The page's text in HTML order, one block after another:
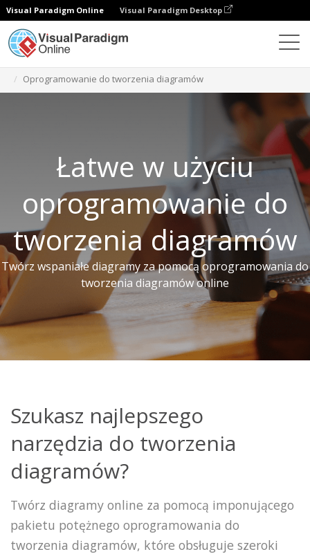
Visual Paradigm Online Visual Paradigm Desktop
Oprogramowanie do tworzenia diagramów
Łatwe w użyciu
oprogramowanie do
tworzenia diagramów
Twórz wspaniałe diagramy za pomocą oprogramowania do
tworzenia diagramów online
Szukasz najlepszego
narzędzia do tworzenia
diagramów?
Twórz diagramy online za pomocą imponującego
pakietu potężnego oprogramowania do
tworzenia diagramów, które obsługuje szeroki